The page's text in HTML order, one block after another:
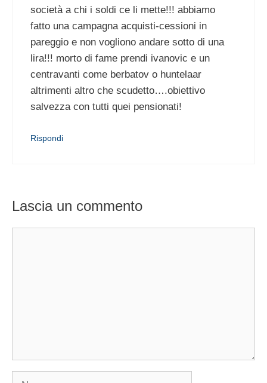
società a chi i soldi ce li mette!!! abbiamo
fatto una campagna acquisti-cessioni in
pareggio e non vogliono andare sotto di una
lira!!! morto di fame prendi ivanovic e un
centravanti come berbatov o huntelaar
altrimenti altro che scudetto….obiettivo
salvezza con tutti quei pensionati!
Rispondi
Lascia un commento